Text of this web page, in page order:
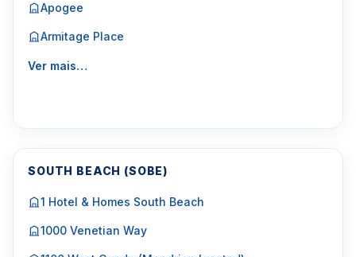
Apogee
Armitage Place
Ver mais…
SOUTH BEACH (SOBE)
1 Hotel & Homes South Beach
1000 Venetian Way